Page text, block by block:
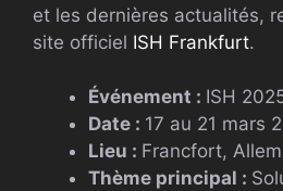
et les dernières actualités,
site officiel ISH Frankfurt.
Événement : ISH
Date : 17 au 21 mars
Lieu : Francfort,
Thème principal :